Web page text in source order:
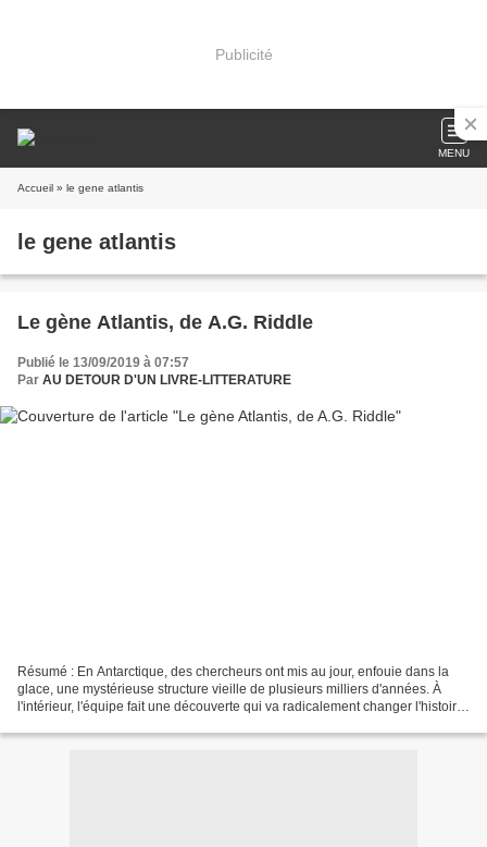
Publicité
MENU
Accueil » le gene atlantis
le gene atlantis
Le gène Atlantis, de A.G. Riddle
Publié le 13/09/2019 à 07:57
Par AU DETOUR D'UN LIVRE-LITTERATURE
Résumé : En Antarctique, des chercheurs ont mis au jour, enfouie dans la
glace, une mystérieuse structure vieille de plusieurs milliers d'années. À
l'intérieur, l'équipe fait une découverte qui va radicalement changer l'histoire